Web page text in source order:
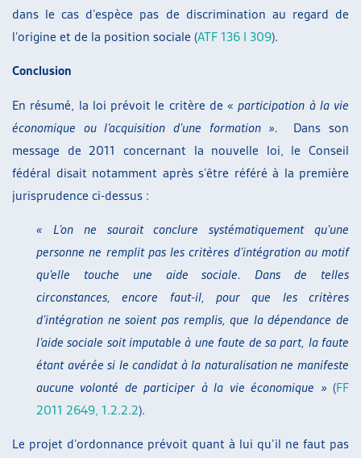
dans le cas d’espèce pas de discrimination au regard de
l’origine et de la position sociale (ATF 136 I 309).
Conclusion
En résumé, la loi prévoit le critère de «participation à la vie
économique ou l’acquisition d’une formation ». Dans son
message de 2011 concernant la nouvelle loi, le Conseil
fédéral disait notamment après s’être référé à la première
jurisprudence ci-dessus :
« L’on ne saurait conclure systématiquement qu’une
personne ne remplit pas les critères d’intégration au motif
qu’elle touche une aide sociale. Dans de telles
circonstances, encore faut-il, pour que les critères
d’intégration ne soient pas remplis, que la dépendance de
l’aide sociale soit imputable à une faute de sa part, la faute
étant avérée si le candidat à la naturalisation ne manifeste
aucune volonté de participer à la vie économique » (FF
2011 2649, 1.2.2.2).
Le projet d’ordonnance prévoit quant à lui qu’il ne faut pas